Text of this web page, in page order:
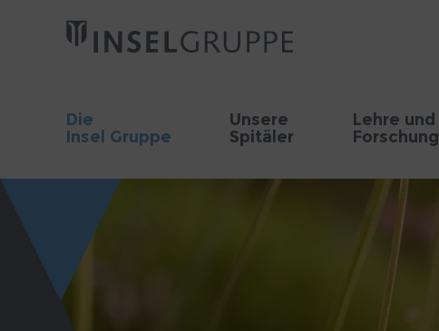
Die
Insel Gruppe
Unsere
Spitäler
Lehre und
Forschung